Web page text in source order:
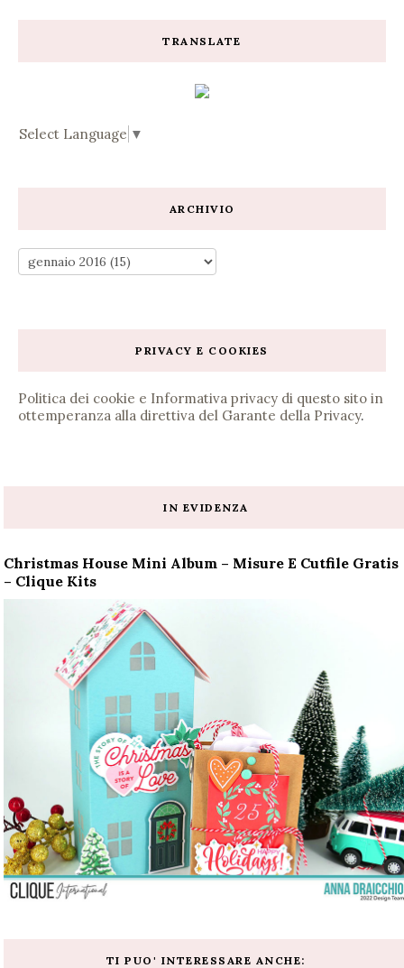
TRANSLATE
Select Language ▼
ARCHIVIO
PRIVACY E COOKIES
Politica dei cookie e Informativa privacy di questo sito in
ottemperanza alla direttiva del Garante della Privacy.
IN EVIDENZA
Christmas House Mini Album – Misure E Cutfile Gratis
– Clique Kits
TI PUO' INTERESSARE ANCHE: